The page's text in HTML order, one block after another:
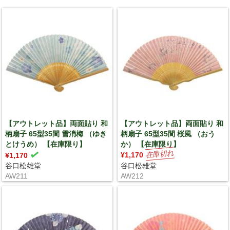
【アウトレット品】両面貼り 和
柄扇子 65型35間 雪消梅 （ゆき
とけうめ） 【在庫限り】
¥1,170
谷口松雄堂
AW211
【アウトレット品】両面貼り 和
柄扇子 65型35間 桜風 （おう
か） 【在庫限り】
¥1,170
谷口松雄堂
AW212